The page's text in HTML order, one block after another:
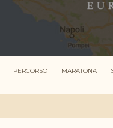
PERCORSO MARATONA